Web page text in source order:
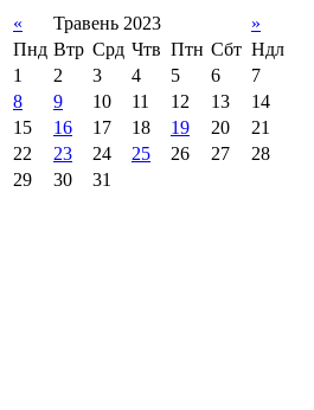
« Травень 2023
»
Пнд Втр Срд Чтв Птн Сбт Ндл
1
2 3 4 5 6
7
8
9 10 11 12 13
14
15
16 17 18 19 20
21
22
23 24 25 26 27
28
29
30 31